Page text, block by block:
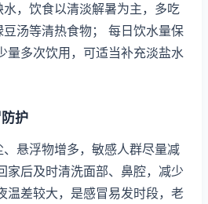
，饮食以清淡解暑为主，多吃
汤等清热食物； 每日饮水量保
多次饮用，可适当补充淡盐水
护
悬浮物增多，敏感人群尽量减
家后及时清洗面部、鼻腔，减少
温差较大，是感冒易发时段，老